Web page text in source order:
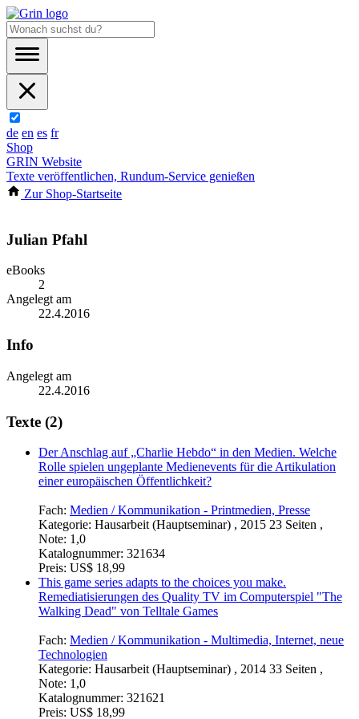
de en es fr
Shop
GRIN Website
Texte veröffentlichen, Rundum-Service genießen
Zur Shop-Startseite
Julian Pfahl
eBooks
2
Angelegt am
22.4.2016
Info
Angelegt am
22.4.2016
Texte (2)
Der Anschlag auf „Charlie Hebdo“ in den Medien. Welche
Rolle spielen ungeplante Medienevents für die Artikulation
einer europäischen Öffentlichkeit?
Fach: Medien / Kommunikation - Printmedien, Presse
Kategorie: Hausarbeit (Hauptseminar) , 2015 23 Seiten ,
Note: 1,0
Katalognummer: 321634
Preis: US$ 18,99
This game series adapts to the choices you make.
Remediatisierungen des Quality TV im Computerspiel "The
Walking Dead" von Telltale Games
Fach: Medien / Kommunikation - Multimedia, Internet, neue
Technologien
Kategorie: Hausarbeit (Hauptseminar) , 2014 33 Seiten ,
Note: 1,0
Katalognummer: 321621
Preis: US$ 18,99